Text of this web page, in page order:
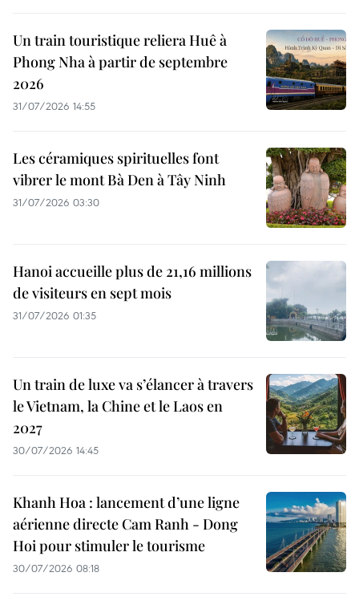
Un train touristique reliera Huê à
Phong Nha à partir de septembre
2026
31/07/2026 14:55
Les céramiques spirituelles font
vibrer le mont Bà Den à Tây Ninh
31/07/2026 03:30
Hanoi accueille plus de 21,16 millions
de visiteurs en sept mois ​
31/07/2026 01:35
Un train de luxe va s’élancer à travers
le Vietnam, la Chine et le Laos en
2027
30/07/2026 14:45
Khanh Hoa : lancement d’une ligne
aérienne directe Cam Ranh - Dong
Hoi pour stimuler le tourisme
30/07/2026 08:18